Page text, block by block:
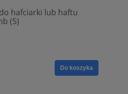
hafciarki lub haftu
(5)
Do koszyka